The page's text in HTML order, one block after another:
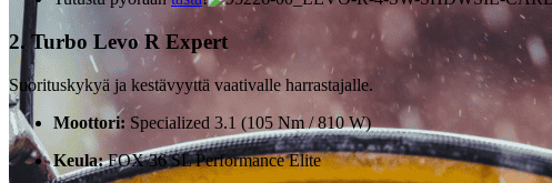
2. Turbo Levo R Expert
Suorituskykyä ja kestävyyttä vaativalle harrastajalle.
Moottori: Specialized 3.1 (105 Nm / 810 W)
Keula:FOX 36 SL Performance Elite